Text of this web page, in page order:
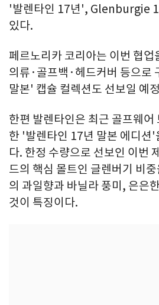
'발렌타인 17년', Glenburgie
있다.
페르노리카 코리아는 이번 협업
의류·골프백·헤드커버 등으로
말본' 캡슐 컬렉션도 선보일 예
한편 발렌타인은 최근 골프웨어
한 '발렌타인 17년 말본 에디션'
다. 한정 수량으로 선보인 이번
드의 핵심 몰트인 글렌버기 비
의 과일향과 바닐라 풍미, 은은
것이 특징이다.